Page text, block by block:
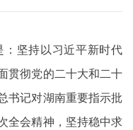
坚持以习近平新时代
贯彻党的二十大和二十
书记对湖南重要指示批
全会精神，坚持稳中求